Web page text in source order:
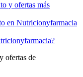
y ofertas más
en Nutricionyfarmacia
ofertas de